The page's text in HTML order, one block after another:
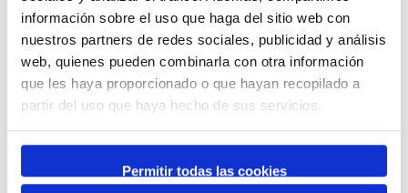
información sobre el uso que haga del sitio web con
nuestros partners de redes sociales, publicidad y análisis
web, quienes pueden combinarla con otra información
que les haya proporcionado o que hayan recopilado a
partir del uso que haya hecho de sus servicios.
Permitir todas las cookies
per l’empresa Ludi Artis.
Inscripcions
L’activitat és gratuïta i oberta al públic, però les places són
limitades. Per participar-hi és imprescindible fer una
reserva prèvia al correu electrònic
museuport@porttarragona.cat
o bé trucant al 977 25 94
34.